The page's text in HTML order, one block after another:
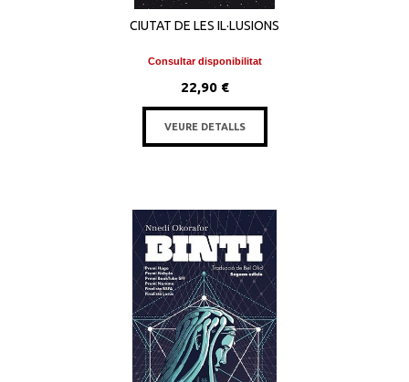
CIUTAT DE LES IL·LUSIONS
Consultar disponibilitat
22,90 €
VEURE DETALLS